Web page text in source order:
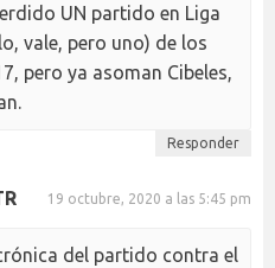
UN partido en Liga
vale, pero uno) de los
pero ya asoman Cibeles,
Responder
19 octubre, 2020 a las 5:45 pm
del partido contra el